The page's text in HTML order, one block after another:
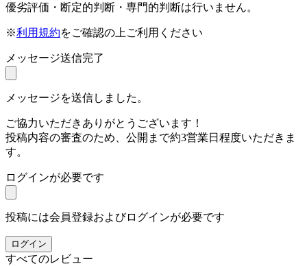
優劣評価・断定的判断・専門的判断は行いません。
※利用規約をご確認の上ご利用ください
メッセージ送信完了
メッセージを送信しました。
ご協力いただきありがとうございます！
投稿内容の審査のため、公開まで約3営業日程度いただきま
す。
ログインが必要です
投稿には会員登録およびログインが必要です
ログイン
すべてのレビュー